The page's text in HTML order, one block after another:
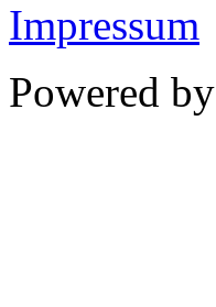
Impressum
Powered by